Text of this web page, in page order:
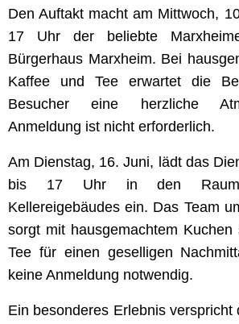
Den Auftakt macht am Mittwoch,
17 Uhr der beliebte
Bürgerhaus Marxheim. Bei
Kaffee und Tee erwartet die
Besucher eine herzliche
Anmeldung ist nicht erforderlich.
Am Dienstag, 16. Juni, lädt das
bis 17 Uhr in den
Kellereigebäudes ein. Das Team
sorgt mit hausgemachtem Kuchen
Tee für einen geselligen
keine Anmeldung notwendig.
Ein besonderes Erlebnis verspricht